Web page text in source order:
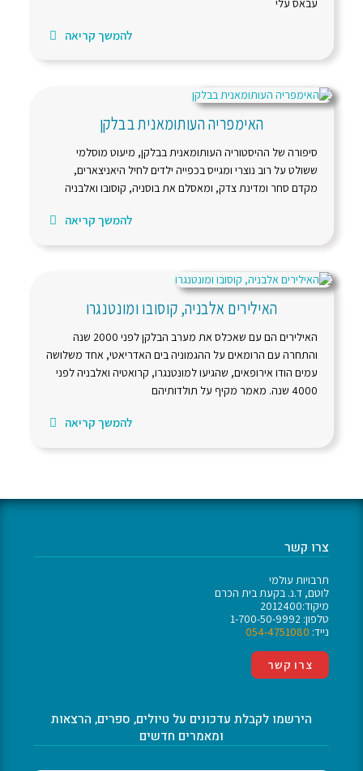
להמשך קריאה
האימפריה העותומאנית בבלקן
סיפורה של ההיסטוריה העותומאנית בבלקן, מיעוט מוסלמי
ששולט על רוב נוצרי ומגייס בכפייה ילדים לחיל היאניצארים,
מקדם סחר ומדינת צדק, ומאסלם את בוסניה, קוסובו ואלבניה
להמשך קריאה
האילירים אלבניה, קוסובו ומונטנגרו
האילירים הם עם שאכלס את מערב הבלקן לפני 2000 שנה
והתחרה עם הרומאים על ההגמוניה בים האדריאטי, אחד משלושה
עמים הודו אירופאים, שהגיעו למונטנגרו, קרואטיה ואלבניה לפני
4000 שנה. מאמר מקיף על תולדותיהם
להמשך קריאה
צרו קשר
תרבויות עולמי
לוטם, ד.נ. בקעת בית הכרם
מיקוד:2012400
טלפון: 1-700-50-9992
נייד:054-4751080
צרו קשר
הירשמו לקבלת עדכונים על טיולים, ספרים, הרצאות
ומאמרים חדשים